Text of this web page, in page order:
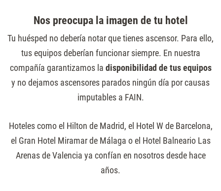
Nos preocupa la imagen de tu hotel
Tu huésped no debería notar que tienes ascensor. Para ello,
tus equipos deberían funcionar siempre. En nuestra
compañía garantizamos la disponibilidad de tus equipos
y no dejamos ascensores parados ningún día por causas
imputables a FAIN.
Hoteles como el Hilton de Madrid, el Hotel W de Barcelona,
el Gran Hotel Miramar de Málaga o el Hotel Balneario Las
Arenas de Valencia ya confían en nosotros desde hace
años.